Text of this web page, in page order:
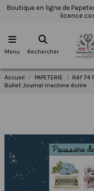
Boutique en ligne de
licence
Menu Rechercher
Accueil PAPETERIE
Réf 74
Bullet Journal machine écrire